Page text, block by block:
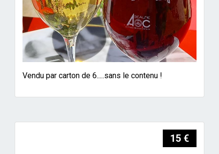
Vendu par carton de 6.....sans le contenu !
15 €